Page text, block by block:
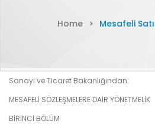
Home > Mesafeli
Sanayi ve Ticaret Bakanlığından:
MESAFELİ SÖZLEŞMELERE DAİR YÖNETMELİK
BİRİNCİ BÖLÜM